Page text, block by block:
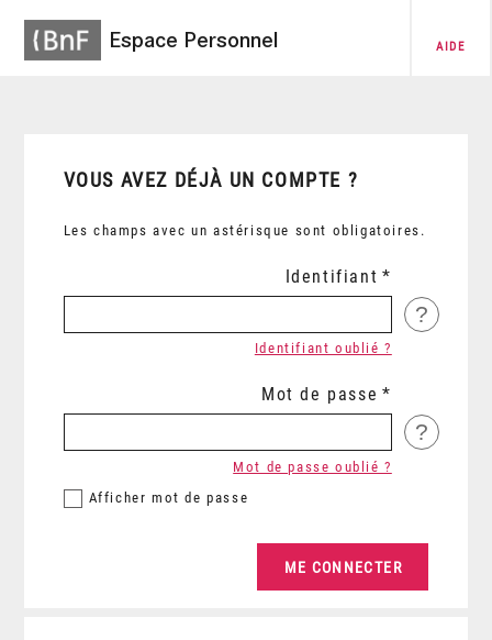
Espace Personnel AIDE
VOUS AVEZ DÉJÀ UN COMPTE ?
Les champs avec un astérisque sont obligatoires.
Identifiant
?
Identifiant oublié ?
Mot de passe
?
Afficher mot de passe
Mot de passe oublié ?